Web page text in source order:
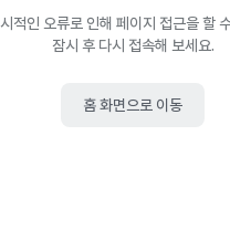
적인 오류로 인해 페이지 접근을 할
잠시 후 다시 접속해 보세요.
홈 화면으로 이동